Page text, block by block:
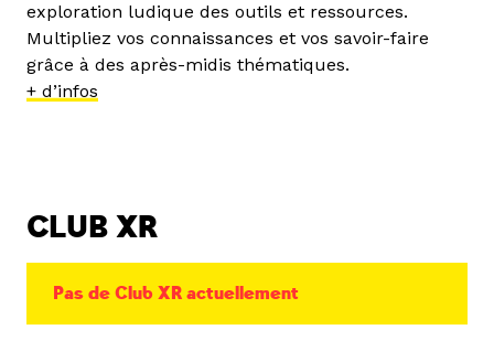
exploration ludique des outils et ressources.
Multipliez vos connaissances et vos savoir-faire
grâce à des après-midis thématiques.
+ d’infos
CLUB XR
Pas de Club XR actuellement